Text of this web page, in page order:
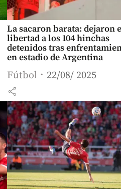
La sacaron barata: dejaron
libertad a los 104 hinchas
detenidos tras
en estadio de Argentina
Fútbol 22/08/ 2025
share